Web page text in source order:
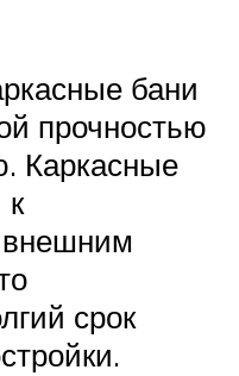
бани
прочностью
Каркасные
срок